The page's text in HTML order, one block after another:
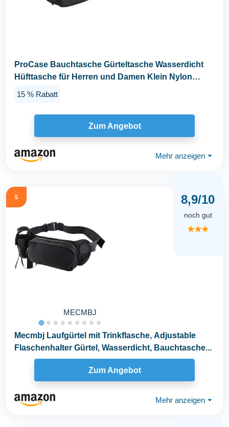
ProCase Bauchtasche Gürteltasche Wasserdicht
Hüfttasche für Herren und Damen Klein Nylon
15 % Rabatt
Zum Angebot
Mehr anzeigen ⏷
5
MECMBJ
8,9/10
noch gut
★★★
Mecmbj Laufgürtel mit Trinkflasche, Adjustable
Flaschenhalter Gürtel, Wasserdicht, Bauchtasche...
Zum Angebot
Mehr anzeigen ⏷